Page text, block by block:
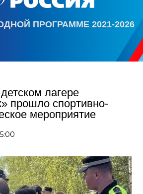
ПРОГРАММЕ 2021-2026
лагере
прошло спортивно-
мероприятие